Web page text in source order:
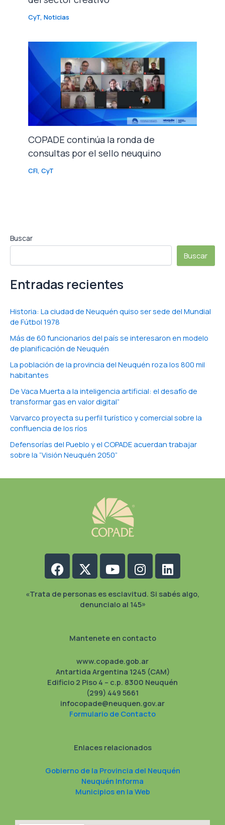
CyT,Noticias
COPADE continúa la ronda de
consultas por el sello neuquino
CFI,CyT
Buscar
Buscar
Entradas recientes
Historia: La ciudad de Neuquén quiso ser sede del Mundial
de Fútbol 1978
Más de 60 funcionarios del país se interesaron en modelo
de planificación de Neuquén
La población de la provincia del Neuquén roza los 800 mil
habitantes
De Vaca Muerta a la inteligencia artificial: el desafío de
transformar gas en valor digital”
Varvarco proyecta su perfil turístico y comercial sobre la
confluencia de los ríos
Defensorías del Pueblo y el COPADE acuerdan trabajar
sobre la “Visión Neuquén 2050”
Facebook
X-
twitter
YoutubeInstagram
Linkedin
«Trata de personas es esclavitud. Si sabés algo,
denuncialo al 145»
Mantenete en contacto
www.copade.gob.ar
Antartida Argentina 1245 (CAM)
Edificio 2 Piso 4 – c.p. 8300 Neuquén
(299) 449 5661
infocopade@neuquen.gov.ar
Formulario de Contacto
Enlaces relacionados
Gobierno de la Provincia del Neuquén
Neuquén Informa
Municipios en la Web